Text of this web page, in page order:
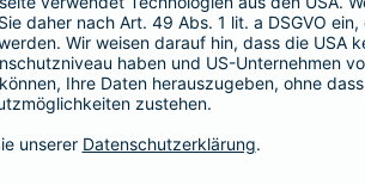
und direkt